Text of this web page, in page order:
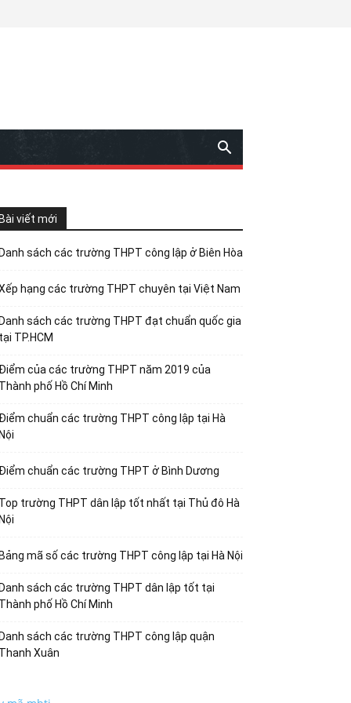
Bài viết mới
Danh sách các trường THPT công lập ở Biên Hòa
hạng các trường THPT chuyên tại Việt Nam
Danh sách các trường THPT đạt chuẩn quốc gia
tại TP.HCM
Điểm của các trường THPT năm 2019 của
Thành phố Hồ Chí Minh
Điểm chuẩn các trường THPT công lập tại Hà
Nội
Điểm chuẩn các trường THPT ở Bình Dương
Top trường THPT dân lập tốt nhất tại Thủ đô Hà
Nội
Bảng mã số các trường THPT công lập tại Hà Nội
Danh sách các trường THPT dân lập tốt tại
Thành phố Hồ Chí Minh
Danh sách các trường THPT công lập quận
Thanh Xuân